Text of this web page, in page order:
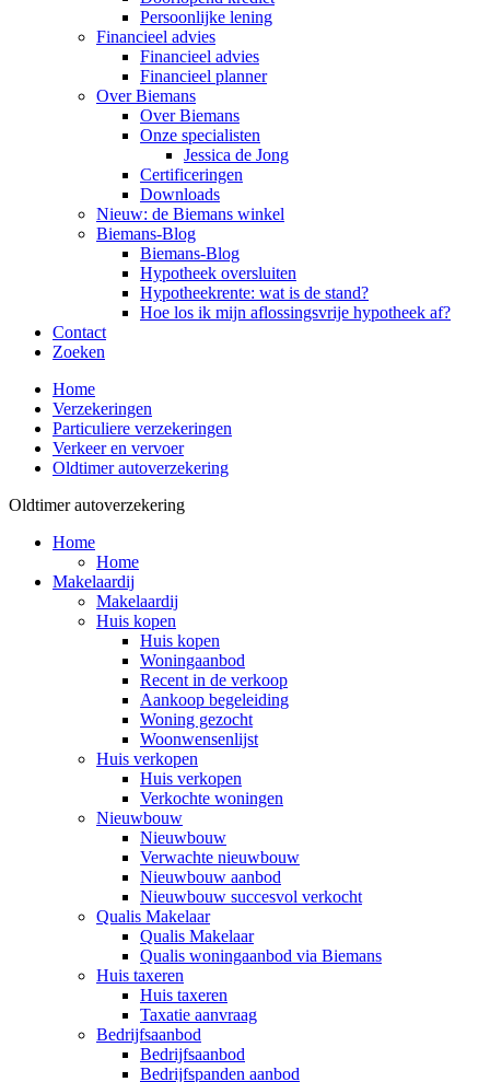
Persoonlijke lening
Financieel advies
Financieel advies
Financieel planner
Over Biemans
Over Biemans
Onze specialisten
Jessica de Jong
Certificeringen
Downloads
Nieuw: de Biemans winkel
Biemans-Blog
Biemans-Blog
Hypotheek oversluiten
Hypotheekrente: wat is de stand?
Hoe los ik mijn aflossingsvrije hypotheek af?
Contact
Zoeken
Home
Verzekeringen
Particuliere verzekeringen
Verkeer en vervoer
Oldtimer autoverzekering
Oldtimer autoverzekering
Home
Home
Makelaardij
Makelaardij
Huis kopen
Huis kopen
Woningaanbod
Recent in de verkoop
Aankoop begeleiding
Woning gezocht
Woonwensenlijst
Huis verkopen
Huis verkopen
Verkochte woningen
Nieuwbouw
Nieuwbouw
Verwachte nieuwbouw
Nieuwbouw aanbod
Nieuwbouw succesvol verkocht
Qualis Makelaar
Qualis Makelaar
Qualis woningaanbod via Biemans
Huis taxeren
Huis taxeren
Taxatie aanvraag
Bedrijfsaanbod
Bedrijfsaanbod
Bedrijfspanden aanbod